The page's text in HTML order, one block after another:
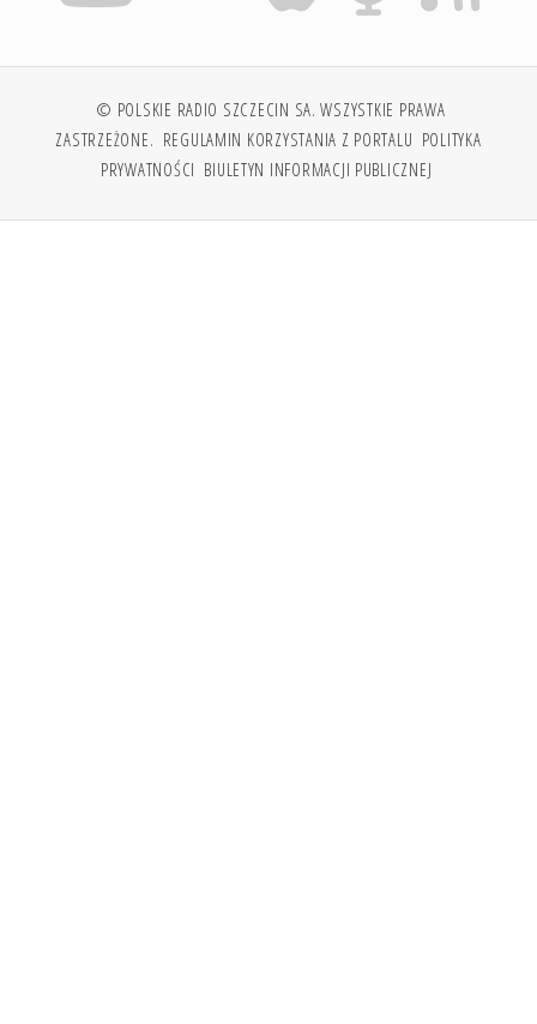
© POLSKIE RADIO SZCZECIN SA. WSZYSTKIE PRAWA
ZASTRZEŻONE. REGULAMIN KORZYSTANIA Z PORTALU POLITYKA
PRYWATNOŚCI BIULETYN INFORMACJI PUBLICZNEJ